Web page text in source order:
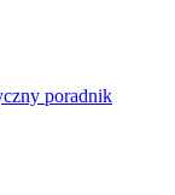
poradnik